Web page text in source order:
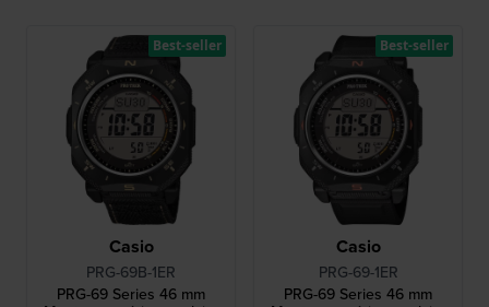
Casio
PRG-69B-1ER
PRG-69 Series 46 mm
Best-seller
Casio
PRG-69-1ER
PRG-69 Series 46 mm
Best-seller